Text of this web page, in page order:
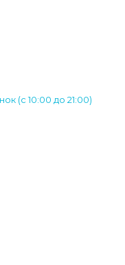
(c 10:00 до 21:00)